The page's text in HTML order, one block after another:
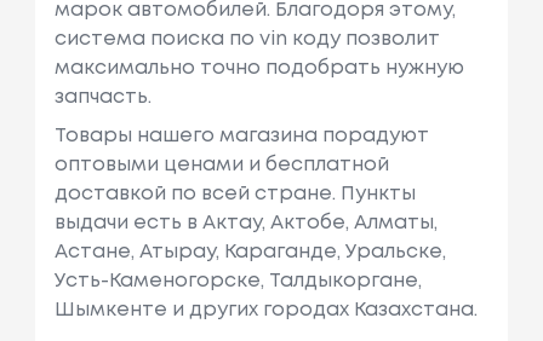
марок автомобилей. Благодоря этому,
система поиска по vin коду позволит
максимально точно подобрать нужную
запчасть.
Товары нашего магазина порадуют
оптовыми ценами и бесплатной
доставкой по всей стране. Пункты
выдачи есть в Актау, Актобе, Алматы,
Астане, Атырау, Караганде, Уральске,
Усть-Каменогорске, Талдыкоргане,
Шымкенте и других городах Казахстана.